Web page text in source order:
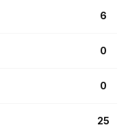
6
0
0
25